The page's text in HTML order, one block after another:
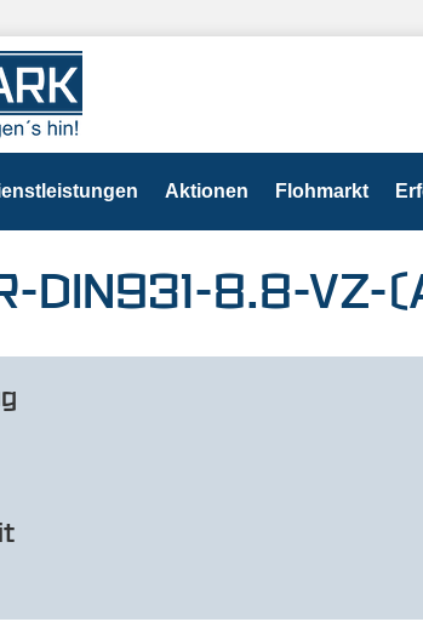
Aktionen Flohmarkt
DIN931-8.8-VZ-